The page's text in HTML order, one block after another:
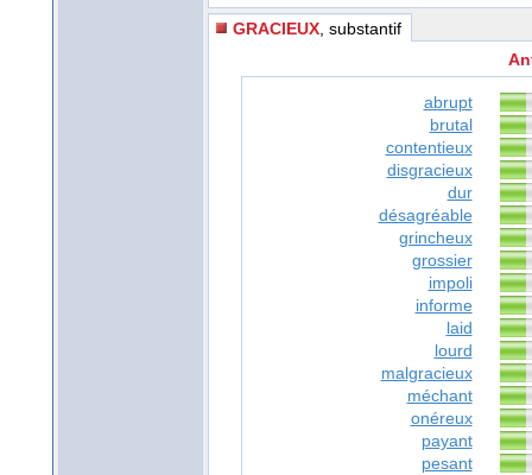
GRACIEUX , substantif
abrupt
brutal
contentieux
disgracieux
dur
désagréable
grincheux
grossier
impoli
informe
laid
lourd
malgracieux
méchant
onéreux
payant
pesant